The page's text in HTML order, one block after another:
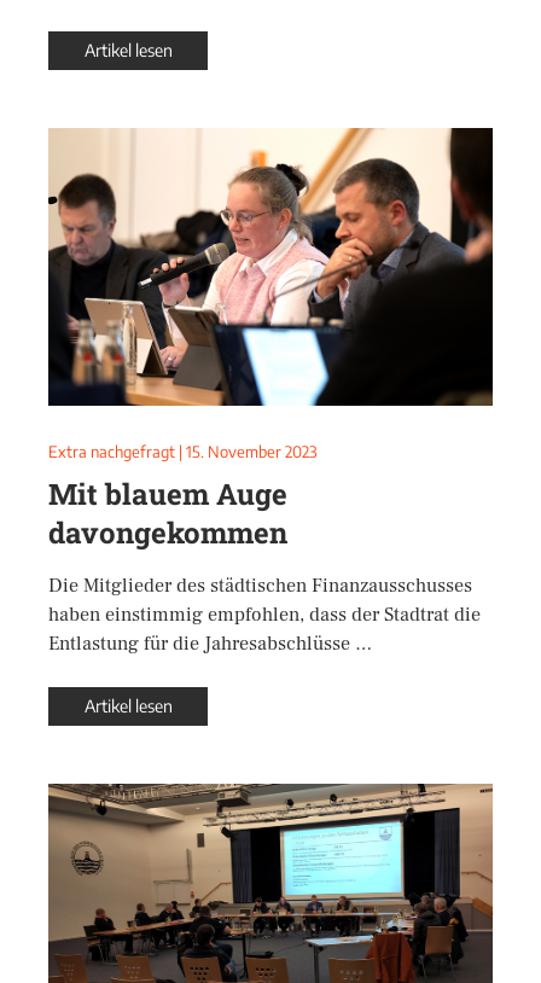
Artikel lesen
Extra nachgefragt | 15. November 2023
Mit blauem Auge
davongekommen
Die Mitglieder des städtischen Finanzausschusses
haben einstimmig empfohlen, dass der Stadtrat die
Entlastung für die Jahresabschlüsse …
Artikel lesen